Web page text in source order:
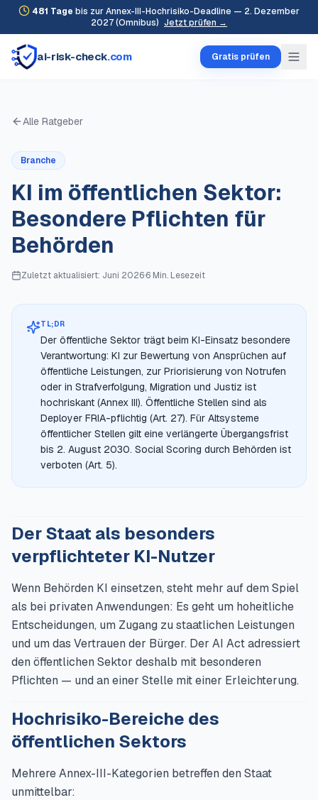
481 Tage bis zur Annex-III-Hochrisiko-Deadline — 2. Dezember
2027 (Omnibus) Jetzt prüfen →
ai-risk-check.com Gratis prüfen
Alle Ratgeber
Branche
KI im öffentlichen Sektor:
Besondere Pflichten für
Behörden
Zuletzt aktualisiert: Juni 2026·6 Min. Lesezeit
TL;DR
Der öffentliche Sektor trägt beim KI-Einsatz besondere
Verantwortung: KI zur Bewertung von Ansprüchen auf
öffentliche Leistungen, zur Priorisierung von Notrufen
oder in Strafverfolgung, Migration und Justiz ist
hochriskant (Annex III). Öffentliche Stellen sind als
Deployer FRIA-pflichtig (Art. 27). Für Altsysteme
öffentlicher Stellen gilt eine verlängerte Übergangsfrist
bis 2. August 2030. Social Scoring durch Behörden ist
verboten (Art. 5).
Der Staat als besonders
verpflichteter KI-Nutzer
Wenn Behörden KI einsetzen, steht mehr auf dem Spiel
als bei privaten Anwendungen: Es geht um hoheitliche
Entscheidungen, um Zugang zu staatlichen Leistungen
und um das Vertrauen der Bürger. Der AI Act adressiert
den öffentlichen Sektor deshalb mit besonderen
Pflichten — und an einer Stelle mit einer Erleichterung.
Hochrisiko-Bereiche des
öffentlichen Sektors
Mehrere Annex-III-Kategorien betreffen den Staat
unmittelbar: